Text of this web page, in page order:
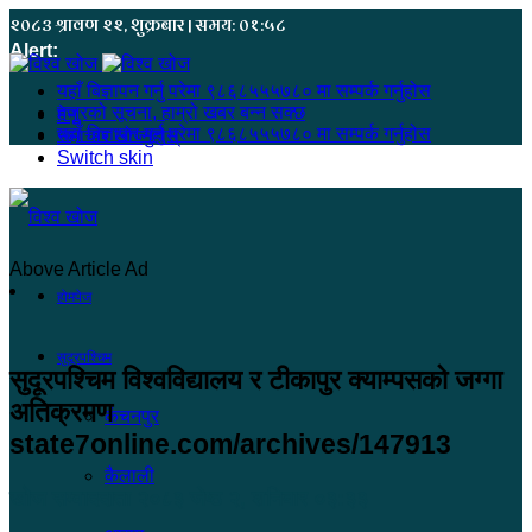
२०८३ श्रावण २२, शुक्रबार | समय: ०१:५८
Alert:
यहाँ बिज्ञापन गर्नु परेमा ९८६८५५५७८० मा सम्पर्क गर्नुहोस
हजुरको सूचना, हाम्रो खबर बन्न सक्छ
यहाँ बिज्ञापन गर्नु परेमा ९८६८५५५७८० मा सम्पर्क गर्नुहोस
मेनू
समाचार खोज्नुहोस्
Switch skin
होमपेज
सुदूरपश्चिम
कंचनपुर
कैलाली
Above Article Ad
सुदूरपश्चिम विश्वविद्यालय र टीकापुर क्याम्पसको जग्गा
अतिक्रमण
state7online.com/archives/147913